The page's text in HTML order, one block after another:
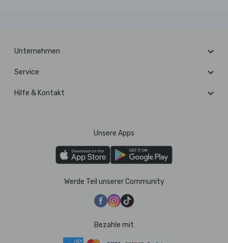
Unternehmen
Service
Hilfe & Kontakt
Unsere Apps
Werde Teil unserer Community
Bezahle mit